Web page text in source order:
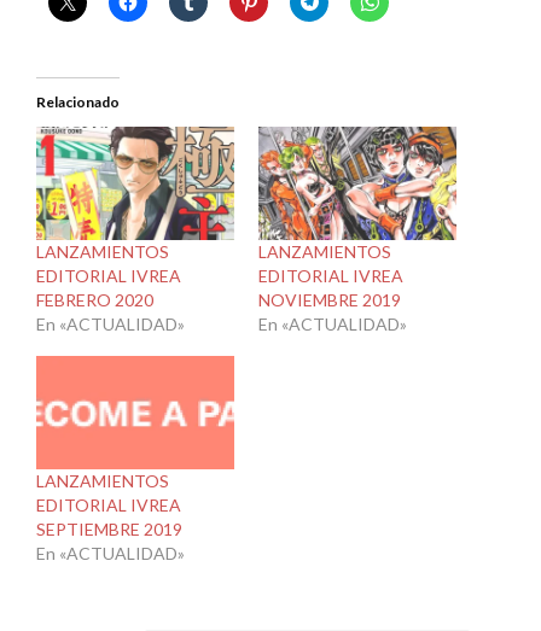
Relacionado
LANZAMIENTOS
EDITORIAL IVREA
FEBRERO 2020
En «ACTUALIDAD»
LANZAMIENTOS
EDITORIAL IVREA
NOVIEMBRE 2019
En «ACTUALIDAD»
LANZAMIENTOS
EDITORIAL IVREA
SEPTIEMBRE 2019
En «ACTUALIDAD»